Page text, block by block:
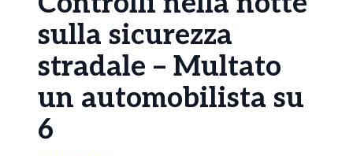
sulla sicurezza
stradale – Multato
un automobilista su
6